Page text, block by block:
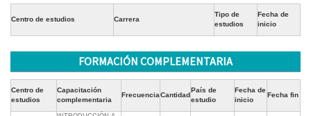
Centro de estudios Carrera
Tipo de
estudios
Fecha de
inicio
FORMACIÓN COMPLEMENTARIA
Centro de
estudios
Capacitación
complementaria
FrecuenciaCantidad
País de
estudio
Fecha de
inicio
Fecha fin